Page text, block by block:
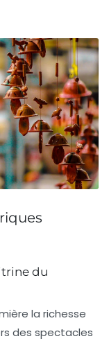
du
la richesse
des spectacles